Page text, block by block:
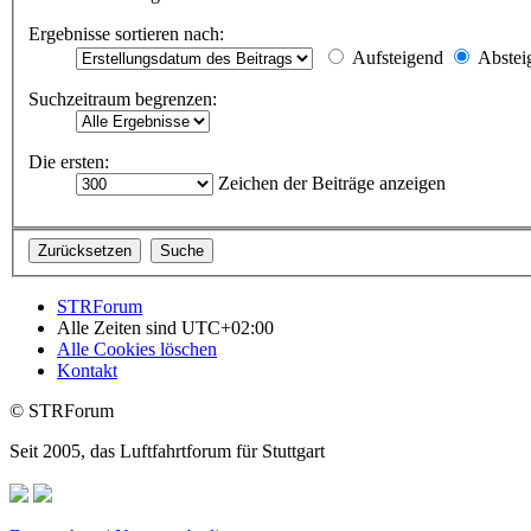
Ergebnisse sortieren nach:
Aufsteigend
Suchzeitraum begrenzen:
Die ersten:
Zeichen der Beiträge anzeigen
STRForum
Alle Zeiten sind UTC+02:00
Alle Cookies löschen
Kontakt
© STRForum
Seit 2005, das Luftfahrtforum für Stuttgart